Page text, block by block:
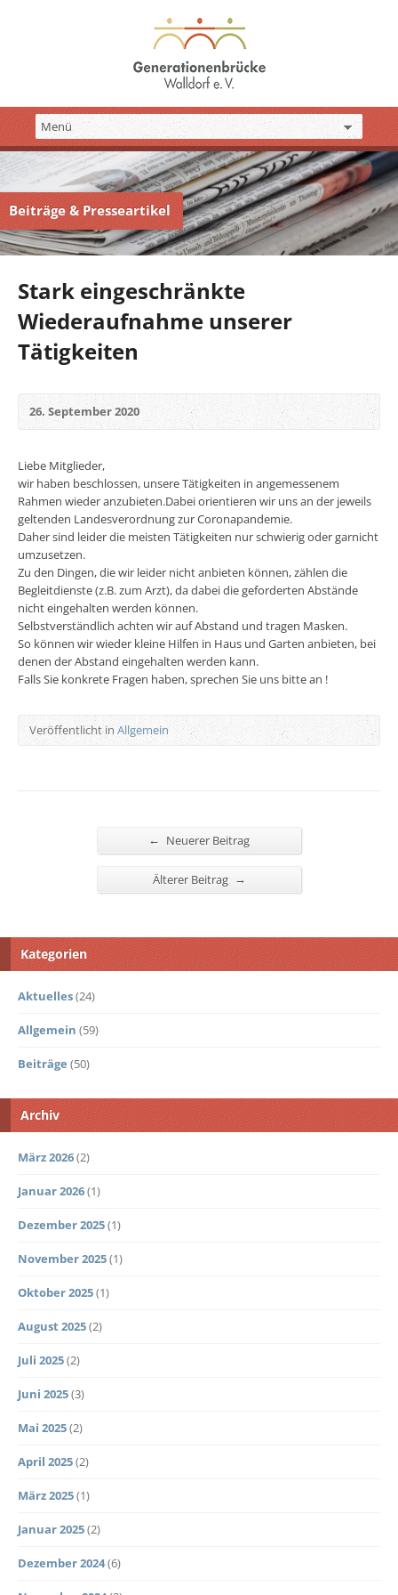
Beiträge & Presseartikel
Stark eingeschränkte
Wiederaufnahme unserer
Tätigkeiten
26. September 2020
Liebe Mitglieder,
wir haben beschlossen, unsere Tätigkeiten in angemessenem
Rahmen wieder anzubieten.Dabei orientieren wir uns an der jeweils
geltenden Landesverordnung zur Coronapandemie.
Daher sind leider die meisten Tätigkeiten nur schwierig oder garnicht
umzusetzen.
Zu den Dingen, die wir leider nicht anbieten können, zählen die
Begleitdienste (z.B. zum Arzt), da dabei die geforderten Abstände
nicht eingehalten werden können.
Selbstverständlich achten wir auf Abstand und tragen Masken.
So können wir wieder kleine Hilfen in Haus und Garten anbieten, bei
denen der Abstand eingehalten werden kann.
Falls Sie konkrete Fragen haben, sprechen Sie uns bitte an !
Veröffentlicht inAllgemein
← Neuerer Beitrag
Älterer Beitrag →
Kategorien
Aktuelles(24)
Allgemein (59)
Beiträge (50)
Archiv
März 2026(2)
Januar 2026(1)
Dezember 2025(1)
November 2025(1)
Oktober 2025(1)
August 2025(2)
Juli 2025(2)
Juni 2025(3)
Mai 2025(2)
April 2025(2)
März 2025(1)
Januar 2025(2)
Dezember 2024(6)